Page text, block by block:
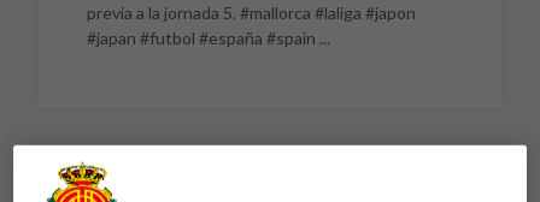
previa a la jornada 5. #mallorca #laliga #japon
#japan #futbol #españa #spain ...